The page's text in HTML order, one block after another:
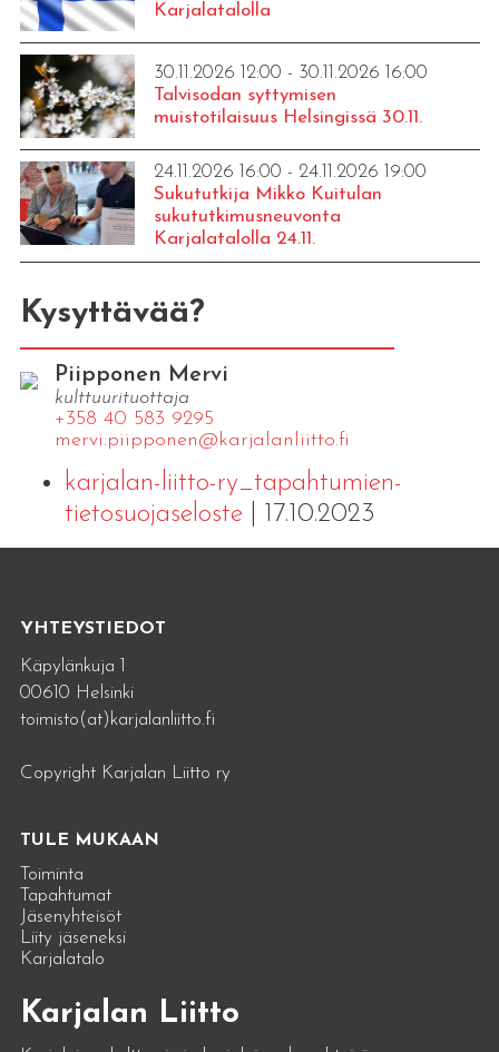
Karjalatalolla
30.11.2026 12:00 - 30.11.2026 16:00
Talvisodan syttymisen
muistotilaisuus Helsingissä 30.11.
24.11.2026 16:00 - 24.11.2026 19:00
Sukututkija Mikko Kuitulan
sukututkimusneuvonta
Karjalatalolla 24.11.
Kysyttävää?
Piipponen Mervi
kulttuurituottaja
+358 40 583 9295
mervi.​piipponen@​kar​jala​nlii​tto.​fi
karjalan-liitto-ry_tapahtumien-
tietosuojaseloste| 17.10.2023
YHTEYSTIEDOT
Käpylänkuja 1
00610 Helsinki
toimisto(at)karjalanliitto.fi
Copyright Karjalan Liitto ry
TULE MUKAAN
Toiminta
Tapahtumat
Jäsenyhteisöt
Liity jäseneksi
Karjalatalo
Karjalan Liitto